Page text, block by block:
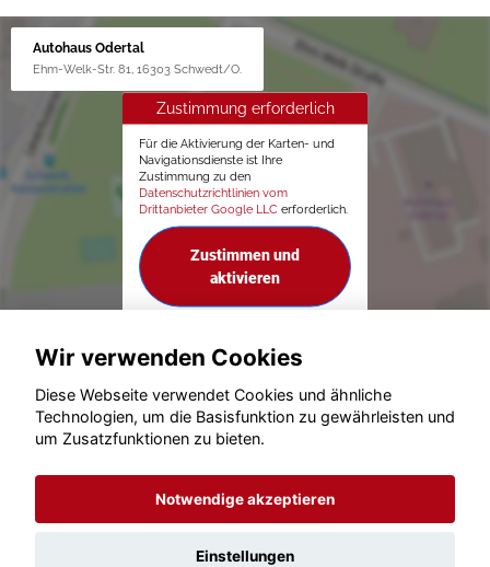
Autohaus Odertal
Ehm-Welk-Str. 81, 16303 Schwedt/O.
Zustimmung erforderlich
Für die Aktivierung der Karten- und
Navigationsdienste ist Ihre
Zustimmung zu den
Datenschutzrichtlinien vom
Drittanbieter Google LLC erforderlich.
Zustimmen und
aktivieren
© konjunkturmotor.de GmbH 2020 - 2026
Wir verwenden Cookies
Diese Webseite verwendet Cookies und ähnliche
Technologien, um die Basisfunktion zu gewährleisten und
um Zusatzfunktionen zu bieten.
Notwendige akzeptieren
Einstellungen